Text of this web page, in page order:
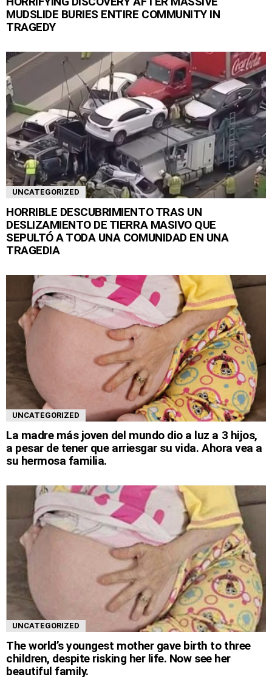
MUDSLIDE BURIES ENTIRE COMMUNITY IN
TRAGEDY
UNCATEGORIZED
HORRIBLE DESCUBRIMIENTO TRAS UN
DESLIZAMIENTO DE TIERRA MASIVO QUE
SEPULTÓ A TODA UNA COMUNIDAD EN UNA
TRAGEDIA
UNCATEGORIZED
La madre más joven del mundo dio a luz a 3 hijos,
a pesar de tener que arriesgar su vida. Ahora vea a
su hermosa familia.
UNCATEGORIZED
The world’s youngest mother gave birth to three
children, despite risking her life. Now see her
beautiful family.